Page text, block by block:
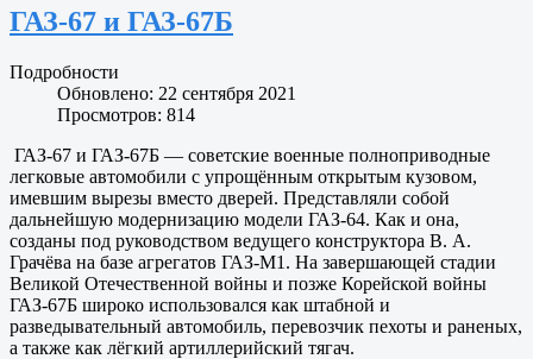
ГАЗ-67 и ГАЗ-67Б
Подробности
Обновлено: 22 сентября 2021
Просмотров: 814
ГАЗ-67 и ГАЗ-67Б — советские военные полноприводные
легковые автомобили с упрощённым открытым кузовом,
имевшим вырезы вместо дверей. Представляли собой
дальнейшую модернизацию модели ГАЗ-64. Как и она,
созданы под руководством ведущего конструктора В. А.
Грачёва на базе агрегатов ГАЗ-М1. На завершающей стадии
Великой Отечественной войны и позже Корейской войны
ГАЗ-67Б широко использовался как штабной и
разведывательный автомобиль, перевозчик пехоты и раненых,
а также как лёгкий артиллерийский тягач.